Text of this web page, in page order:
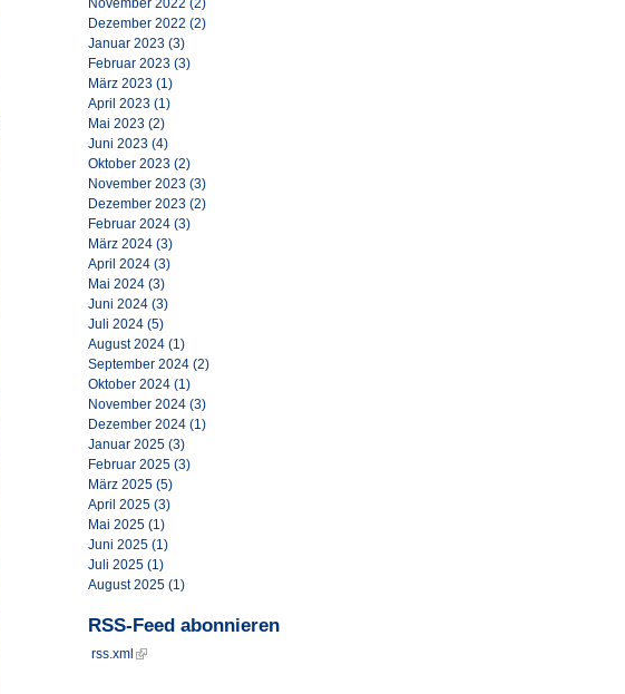
November 2022 (2)
Dezember 2022 (2)
Januar 2023 (3)
Februar 2023 (3)
März 2023 (1)
April 2023 (1)
Mai 2023 (2)
Juni 2023 (4)
Oktober 2023 (2)
November 2023 (3)
Dezember 2023 (2)
Februar 2024 (3)
März 2024 (3)
April 2024 (3)
Mai 2024 (3)
Juni 2024 (3)
Juli 2024 (5)
August 2024 (1)
September 2024 (2)
Oktober 2024 (1)
November 2024 (3)
Dezember 2024 (1)
Januar 2025 (3)
Februar 2025 (3)
März 2025 (5)
April 2025 (3)
Mai 2025 (1)
Juni 2025 (1)
Juli 2025 (1)
August 2025 (1)
RSS-Feed abonnieren
rss.xml